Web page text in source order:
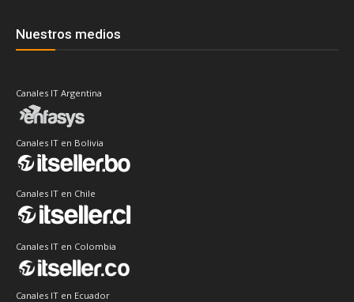
Nuestros medios
Canales IT Argentina
Canales IT en Bolivia
Canales IT en Chile
Canales IT en Colombia
Canales IT en Ecuador